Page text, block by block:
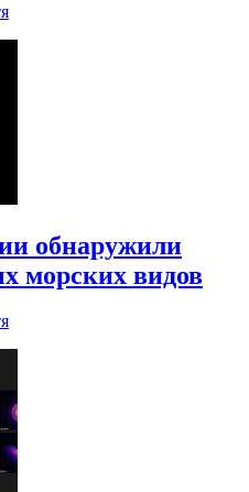
обнаружили
морских видов